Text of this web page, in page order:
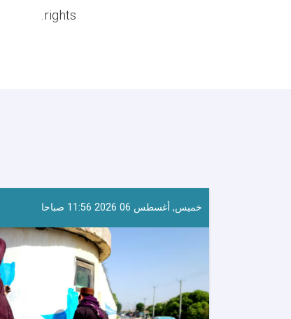
rights.
خميس, أغسطس 06 2026 11:56 صباحا